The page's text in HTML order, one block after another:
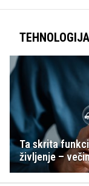
TEHNOLOGIJA
Ta skrita
življenje –